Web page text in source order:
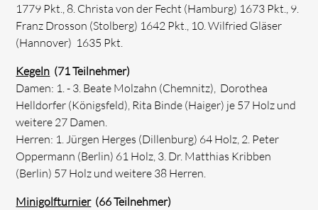
1779 Pkt., 8. Christa von der Fecht (Hamburg) 1673 Pkt., 9.
Franz Drosson (Stolberg) 1642 Pkt., 10. Wilfried Gläser
(Hannover) 1635 Pkt.
Kegeln (71 Teilnehmer)
Damen: 1. - 3. Beate Molzahn (Chemnitz), Dorothea
Helldorfer (Königsfeld), Rita Binde (Haiger) je 57 Holz und
weitere 27 Damen.
Herren: 1. Jürgen Herges (Dillenburg) 64 Holz, 2. Peter
Oppermann (Berlin) 61 Holz, 3. Dr. Matthias Kribben
(Berlin) 57 Holz und weitere 38 Herren.
Minigolfturnier(66 Teilnehmer)